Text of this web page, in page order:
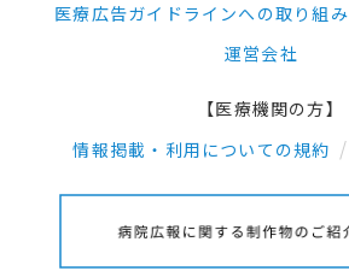
医療広告ガイドラインへの取り組み
運営会社
【医療機関の方】
情報掲載・利用についての規約